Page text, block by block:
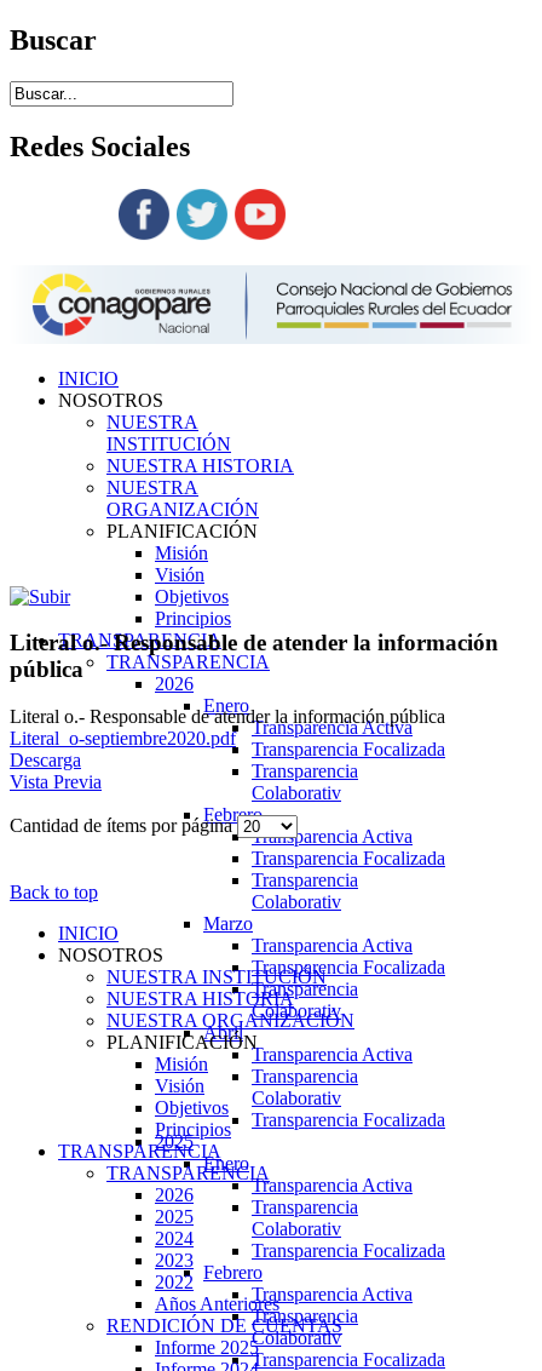
Buscar
Redes Sociales
INICIO
NOSOTROS
NUESTRA
INSTITUCIÓN
NUESTRA HISTORIA
NUESTRA
ORGANIZACIÓN
PLANIFICACIÓN
Misión
Visión
Objetivos
Principios
TRANSPARENCIA
TRANSPARENCIA
2026
Enero
Transparencia Activa
Transparencia Focalizada
Transparencia
Colaborativ
Febrero
Transparencia Activa
Transparencia Focalizada
Transparencia
Colaborativ
Marzo
Transparencia Activa
Transparencia Focalizada
Transparencia
Colaborativ
Abril
Transparencia Activa
Transparencia
Colaborativ
Transparencia Focalizada
2025
Enero
Transparencia Activa
Transparencia
Colaborativ
Transparencia Focalizada
Febrero
Transparencia Activa
Transparencia
Colaborativ
Transparencia Focalizada
Literal o.- Responsable de atender la información
pública
Literal o.- Responsable de atender la información pública
Literal_o-septiembre2020.pdf
Descarga
Vista Previa
Cantidad de ítems por página
Back to top
INICIO
NOSOTROS
NUESTRA INSTITUCIÓN
NUESTRA HISTORIA
NUESTRA ORGANIZACIÓN
PLANIFICACIÓN
Misión
Visión
Objetivos
Principios
TRANSPARENCIA
TRANSPARENCIA
2026
2025
2024
2023
2022
Años Anteriores
RENDICIÓN DE CUENTAS
Informe 2025